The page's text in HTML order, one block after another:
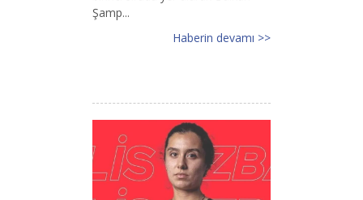
Şamp...
Haberin devamı >>